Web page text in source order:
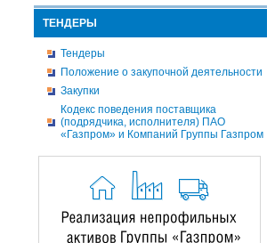
ТЕНДЕРЫ
Тендеры
Положение о закупочной деятельности
Закупки
Кодекс поведения поставщика
(подрядчика, исполнителя) ПАО
«Газпром» и Компаний Группы Газпром